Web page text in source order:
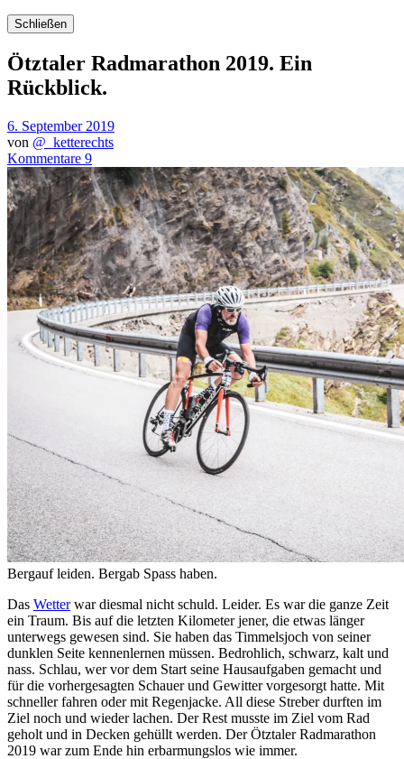
Schließen
Ötztaler Radmarathon 2019. Ein
Rückblick.
6. September 2019
von @_ketterechts
Kommentare 9
Bergauf leiden. Bergab Spass haben.
Das Wetterwar diesmal nicht schuld. Leider. Es war die ganze Zeit
ein Traum. Bis auf die letzten Kilometer jener, die etwas länger
unterwegs gewesen sind. Sie haben das Timmelsjoch von seiner
dunklen Seite kennenlernen müssen. Bedrohlich, schwarz, kalt und
nass. Schlau, wer vor dem Start seine Hausaufgaben gemacht und
für die vorhergesagten Schauer und Gewitter vorgesorgt hatte. Mit
schneller fahren oder mit Regenjacke. All diese Streber durften im
Ziel noch und wieder lachen. Der Rest musste im Ziel vom Rad
geholt und in Decken gehüllt werden. Der Ötztaler Radmarathon
2019 war zum Ende hin erbarmungslos wie immer.